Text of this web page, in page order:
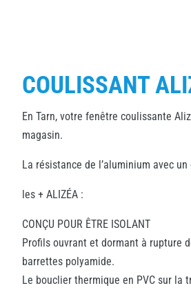
COULISSANT
En Tarn, votre fenêtre coulissante
magasin.
La résistance de l’aluminium avec
les + ALIZÉA :
CONÇU POUR ÊTRE ISOLANT
Profils ouvrant et dormant à rupture
barrettes polyamide.
Le bouclier thermique en PVC sur la